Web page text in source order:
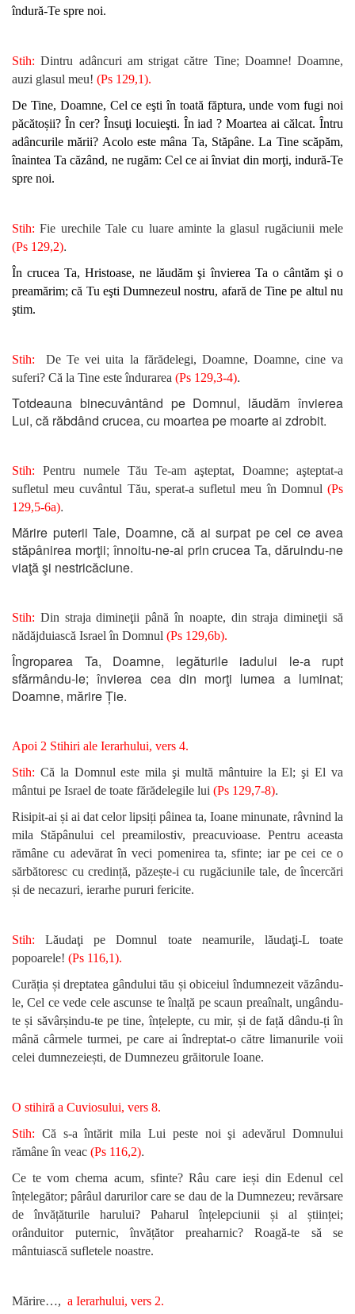
îndură-Te spre noi.
Stih:Dintru adâncuri am strigat către Tine; Doamne! Doamne,
auzi glasul meu! (Ps 129,1).
De Tine, Doamne, Cel ce eşti în toată făptura, unde vom fugi noi
păcătoșii? În cer? Însuţi locuieşti. În iad ? Moartea ai călcat. Întru
adâncurile mării? Acolo este mâna Ta, Stăpâne. La Tine scăpăm,
înaintea Ta căzând, ne rugăm: Cel ce ai înviat din morţi, indură-Te
spre noi.
Stih: Fie urechile Tale cu luare aminte la glasul rugăciunii mele
(Ps 129,2).
În crucea Ta, Hristoase, ne lăudăm şi învierea Ta o cântăm şi o
preamărim; că Tu eşti Dumnezeul nostru, afară de Tine pe altul nu
ştim.
Stih:
De Te vei uita la fărădelegi, Doamne, Doamne, cine va
suferi? Că la Tine este îndurarea (Ps 129,3-4).
Totdeauna binecuvântând pe Domnul, lăudăm învierea
Lui, că răbdând crucea, cu moartea pe moarte ai zdrobit.
Stih: Pentru numele Tău Te-am aşteptat, Doamne; aşteptat-a
sufletul meu cuvântul Tău, sperat-a sufletul meu în Domnul (Ps
129,5-6a).
Mărire puterii Tale, Doamne, că ai surpat pe cel ce avea
stăpânirea morţii; înnoitu-ne-ai prin crucea Ta, dăruindu-ne
viaţă şi nestricăciune.
Stih: Din straja dimineţii până în noapte, din straja dimineţii să
nădăjduiască Israel în Domnul (Ps 129,6b).
Îngroparea Ta, Doamne, legăturile iadului le-a rupt
sfărmându-le; învierea cea din morţi lumea a luminat;
Doamne, mărire Ție.
Apoi 2 Stihiri ale Ierarhului, vers 4.
Stih: Că la Domnul este mila şi multă mântuire la El; şi El va
mântui pe Israel de toate fărădelegile lui (Ps 129,7-8).
Risipit-ai și ai dat celor lipsiți pâinea ta, Ioane minunate, râvnind la
mila Stăpânului cel preamilostiv, preacuvioase. Pentru aceasta
rămâne cu adevărat în veci pomenirea ta, sfinte; iar pe cei ce o
sărbătoresc cu credință, păzește-i cu rugăciunile tale, de încercări
și de necazuri, ierarhe pururi fericite.
Stih: Lăudaţi pe Domnul toate neamurile, lăudaţi-L toate
popoarele! (Ps 116,1).
Curăția și dreptatea gândului tău și obiceiul îndumnezeit văzându-
le, Cel ce vede cele ascunse te înalță pe scaun preaînalt, ungându-
te și săvârșindu-te pe tine, înțelepte, cu mir, și de față dându-ți în
mână cârmele turmei, pe care ai îndreptat-o către limanurile voii
celei dumnezeiești, de Dumnezeu grăitorule Ioane.
O stihiră a Cuviosului, vers 8.
Stih: Că s-a întărit mila Lui peste noi şi adevărul Domnului
rămâne în veac (Ps 116,2).
Ce te vom chema acum, sfinte? Râu care ieși din Edenul cel
înțelegător; pârâul darurilor care se dau de la Dumnezeu; revărsare
de învățăturile harului? Paharul înțelepciunii și al științei;
orânduitor puternic, învățător preaharnic? Roagă-te să se
mântuiască sufletele noastre.
Mărire…, a Ierarhului, vers 2.